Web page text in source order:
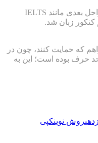
در ایران بله. دوستانی بود‌ه‌اند که در مراحل بعدی مانند IELTS
کنکور زبان شد.
که حمایت کنند، چون در
حد حرف بوده است؛ این به
روش نوینکپی